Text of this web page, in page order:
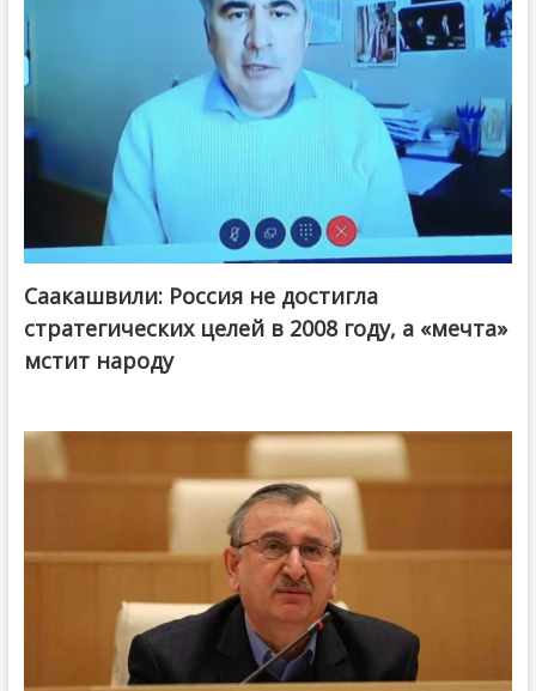
Саакашвили: Россия не достигла
стратегических целей в 2008 году, а «мечта»
мстит народу